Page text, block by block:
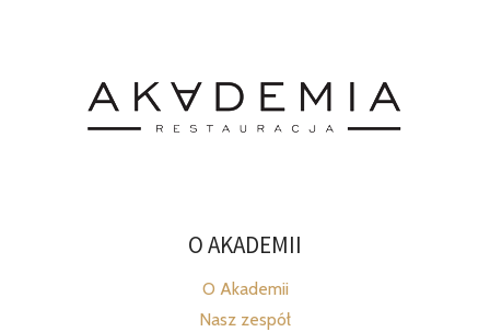
O AKADEMII
O Akademii
Nasz zespół